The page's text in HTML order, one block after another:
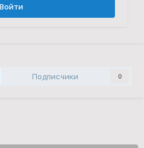
Войти
Подписчики 0